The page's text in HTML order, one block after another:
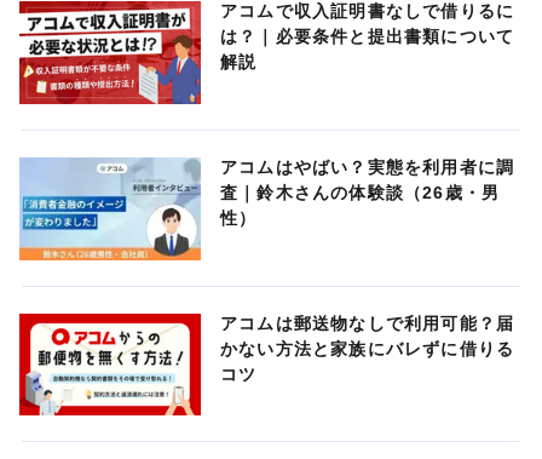
アコムで収入証明書なしで借りるに
は？｜必要条件と提出書類について
解説
アコムはやばい？実態を利用者に調
査｜鈴木さんの体験談（26歳・男
性）
アコムは郵送物なしで利用可能？届
かない方法と家族にバレずに借りる
コツ